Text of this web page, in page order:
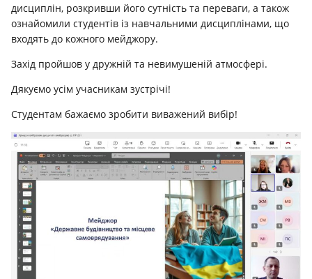
дисциплін, розкривши його сутність та переваги, а також
ознайомили студентів із навчальними дисциплінами, що
входять до кожного мейджору.
Захід пройшов у дружній та невимушеній атмосфері.
Дякуємо усім учасникам зустрічі!
Студентам бажаємо зробити виважений вибір!